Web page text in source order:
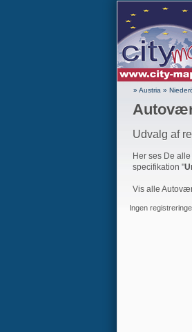
» Austria »
Udvalg af
Her ses De
specifikation "
Vis alle
Ingen